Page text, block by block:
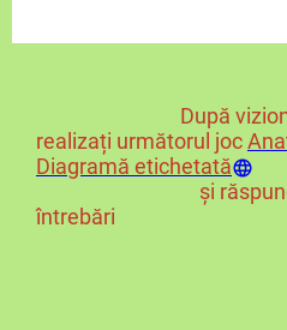
După
realizați următorul joc
Diagramă etichetată
și răspundeți la
întrebări